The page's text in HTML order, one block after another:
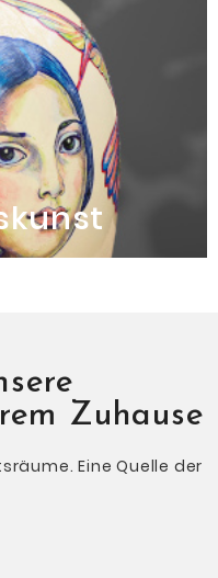
Zuhause
Eine Quelle der